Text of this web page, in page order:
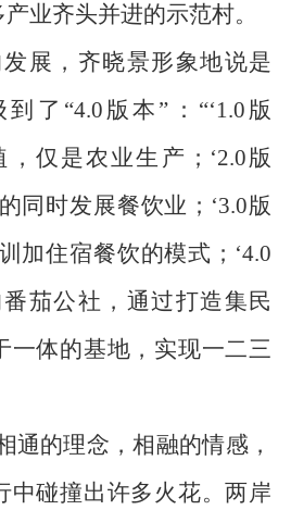
业齐头并进的示范村。
展，齐晓景形象地说是
到了“4.0 版本”：“‘1.0 版
仅是农业生产；‘2.0版
同时发展餐饮业；‘3.0版
加住宿餐饮的模式；‘4.0
茄公社，通过打造集民
一体的基地，实现一二三
通的理念，相融的情感，
中碰撞出许多火花。两岸